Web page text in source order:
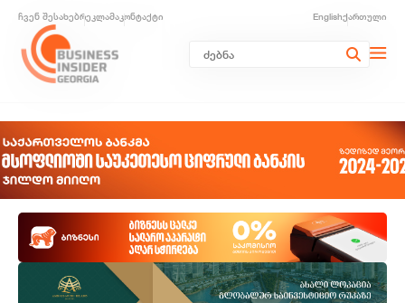
ჩვენ შესახებრეკლამაკონტაქტი Englishქართული